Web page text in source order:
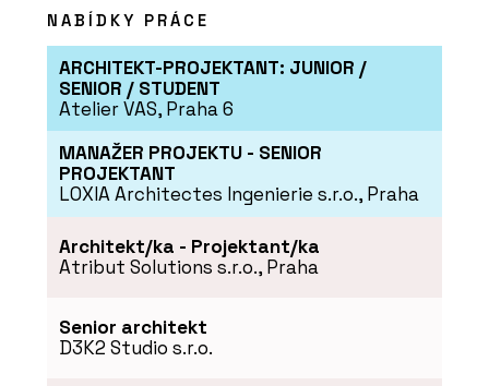
NABÍDKY PRÁCE
ARCHITEKT-PROJEKTANT: JUNIOR /
SENIOR / STUDENT
Atelier VAS, Praha 6
MANAŽER PROJEKTU - SENIOR
PROJEKTANT
LOXIA Architectes Ingenierie s.r.o., Praha
Architekt/ka - Projektant/ka
Atribut Solutions s.r.o., Praha
Senior architekt
D3K2 Studio s.r.o.